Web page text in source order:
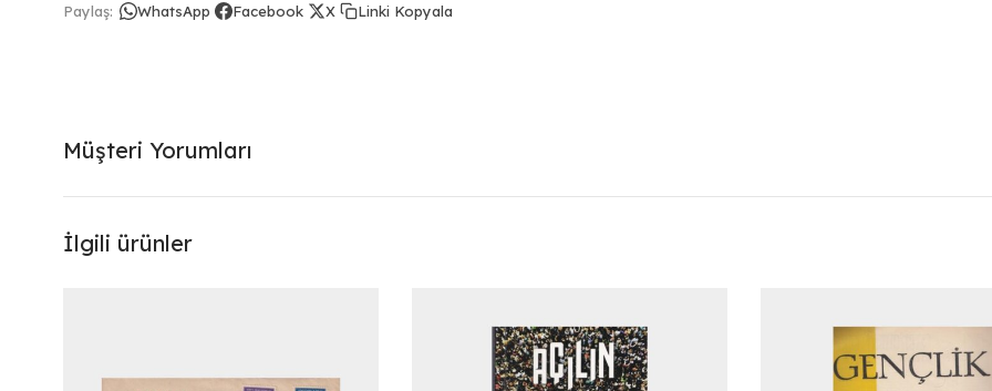
Paylaş: WhatsApp Facebook X Linki Kopyala
Müşteri Yorumları
İlgili ürünler